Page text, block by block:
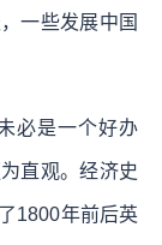
一些发展中国
必是一个好办
直观。经济史
1800年前后英